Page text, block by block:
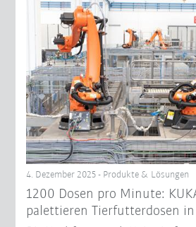
4. Dezember 2025 - Produkte & Lösungen
1200 Dosen pro Minute:
palettieren Tierfutterdosen in